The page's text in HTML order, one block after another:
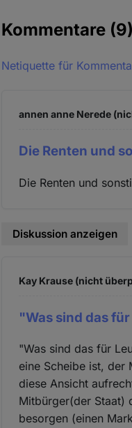
Kommentare (9)
Netiquette für
annen anne Nerede
Die Renten und
Die Renten und
Diskussion anzeigen
Kay Krause (nicht
"Was sind das
"Was sind das für
eine Scheibe ist, der
diese Ansicht
Mitbürger(der Staat)
besorgen (einen